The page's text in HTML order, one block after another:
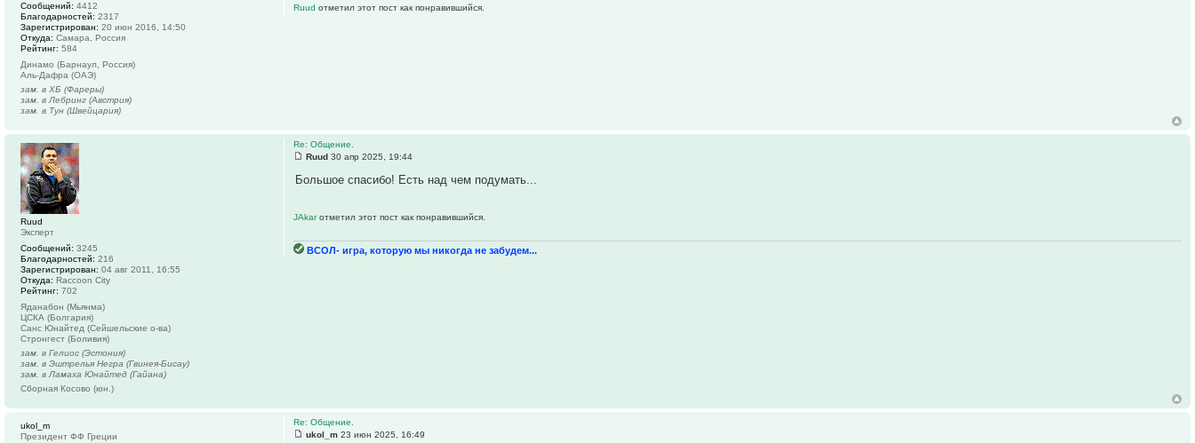
Ruudотметил этот пост как понравившийся.
Сообщений: 4412
Благодарностей: 2317
Зарегистрирован: 20 июн 2016, 14:50
Откуда: Самара, Россия
Рейтинг: 584
Динамо (Барнаул, Россия)
Аль-Дафра (ОАЭ)
зам. в ХБ (Фареры)
зам. в Лебринг (Австрия)
зам. в Тун (Швейцария)
Re: Общение.
Ruud 30 апр 2025, 19:44
Большое спасибо! Есть над чем подумать...
JAkarотметил этот пост как понравившийся.
ВСОЛ- игра, которую мы никогда не забудем...
Ruud
Эксперт
Сообщений: 3245
Благодарностей: 216
Зарегистрирован: 04 авг 2011, 16:55
Откуда: Raccoon City
Рейтинг: 702
Яданабон (Мьянма)
ЦСКА (Болгария)
Санс Юнайтед (Сейшельские о-ва)
Стронгест (Боливия)
зам. в Гелиос (Эстония)
зам. в Эштрелья Негра (Гвинея-Бисау)
зам. в Ламаха Юнайтед (Гайана)
Сборная Косово (юн.)
Re: Общение.
ukol_m 23 июн 2025, 16:49
ukol_m
Президент ФФ Греции